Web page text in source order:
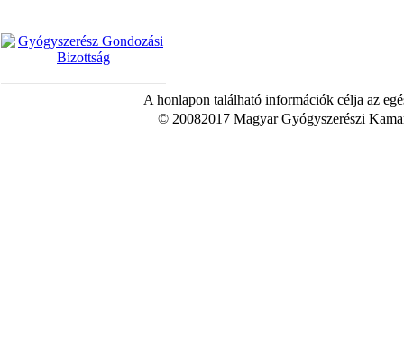
A honlapon található információk célja az
© 20082017 Magyar Gyógyszerészi